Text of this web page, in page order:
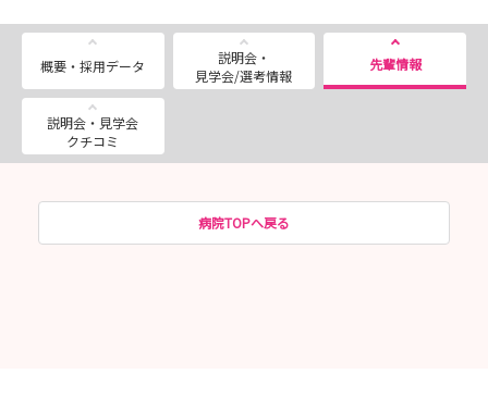
概要・採用データ
説明会・
見学会/選考情報
先輩情報
説明会・見学会
クチコミ
病院TOPへ戻る